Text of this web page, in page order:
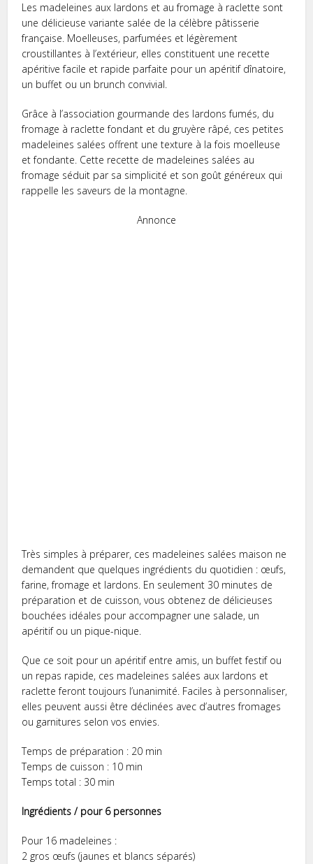
Les madeleines aux lardons et au fromage à raclette sont
une délicieuse variante salée de la célèbre pâtisserie
française. Moelleuses, parfumées et légèrement
croustillantes à l’extérieur, elles constituent une recette
apéritive facile et rapide parfaite pour un apéritif dînatoire,
un buffet ou un brunch convivial.
Grâce à l’association gourmande des lardons fumés, du
fromage à raclette fondant et du gruyère râpé, ces petites
madeleines salées offrent une texture à la fois moelleuse
et fondante. Cette recette de madeleines salées au
fromage séduit par sa simplicité et son goût généreux qui
rappelle les saveurs de la montagne.
Annonce
Très simples à préparer, ces madeleines salées maison ne
demandent que quelques ingrédients du quotidien : œufs,
farine, fromage et lardons. En seulement 30 minutes de
préparation et de cuisson, vous obtenez de délicieuses
bouchées idéales pour accompagner une salade, un
apéritif ou un pique-nique.
Que ce soit pour un apéritif entre amis, un buffet festif ou
un repas rapide, ces madeleines salées aux lardons et
raclette feront toujours l’unanimité. Faciles à personnaliser,
elles peuvent aussi être déclinées avec d’autres fromages
ou garnitures selon vos envies.
Temps de préparation : 20 min
Temps de cuisson : 10 min
Temps total : 30 min
Ingrédients / pour 6 personnes
Pour 16 madeleines :
2 gros œufs (jaunes et blancs séparés)